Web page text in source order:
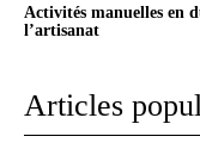
Activités manuelles en
l’artisanat
Articles